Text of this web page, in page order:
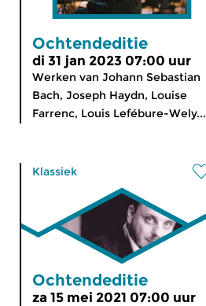
Ochtendeditie
di 31 jan 2023 07:00 uur
Werken van Johann Sebastian
Bach, Joseph Haydn, Louise
Farrenc, Louis Lefébure-Wely...
Klassiek
Ochtendeditie
za 15 mei 2021 07:00 uur